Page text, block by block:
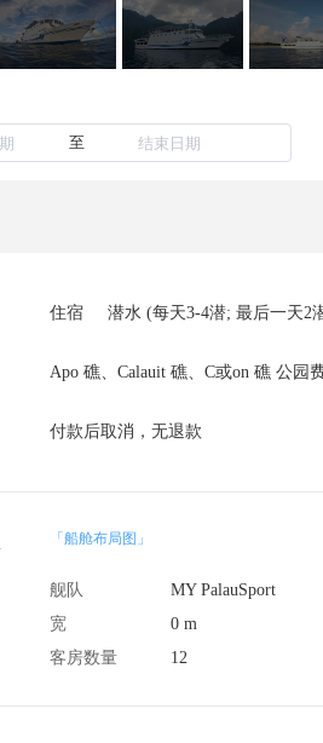
至
住宿 潜水 (每天3-4潜; 最后一天2
Apo 礁、Calauit 礁、C或on 礁 公园
付款后取消，无退款
「船舱布局图」
舰队 MY PalauSport
宽
0 m
客房数量
12